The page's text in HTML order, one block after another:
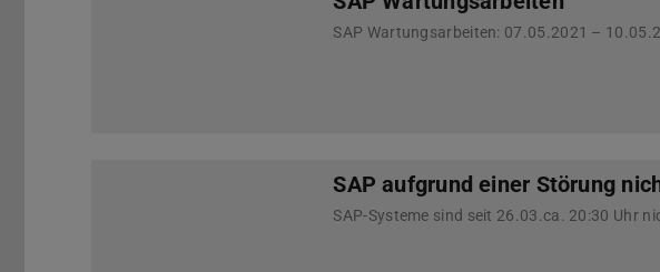
SAP Wartungsarbeiten: 07.05.2021 –
SAP aufgrund einer Störung
SAP-Systeme sind seit 26.03.ca. 20:30 Uhr